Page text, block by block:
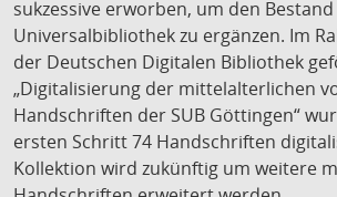
sukzessive erworben, um den
Universalbibliothek zu ergänzen. Im
der Deutschen Digitalen Bibliothek
„Digitalisierung der mittelalterlichen
Handschriften der SUB Göttingen“
ersten Schritt 74 Handschriften
Kollektion wird zukünftig um weitere